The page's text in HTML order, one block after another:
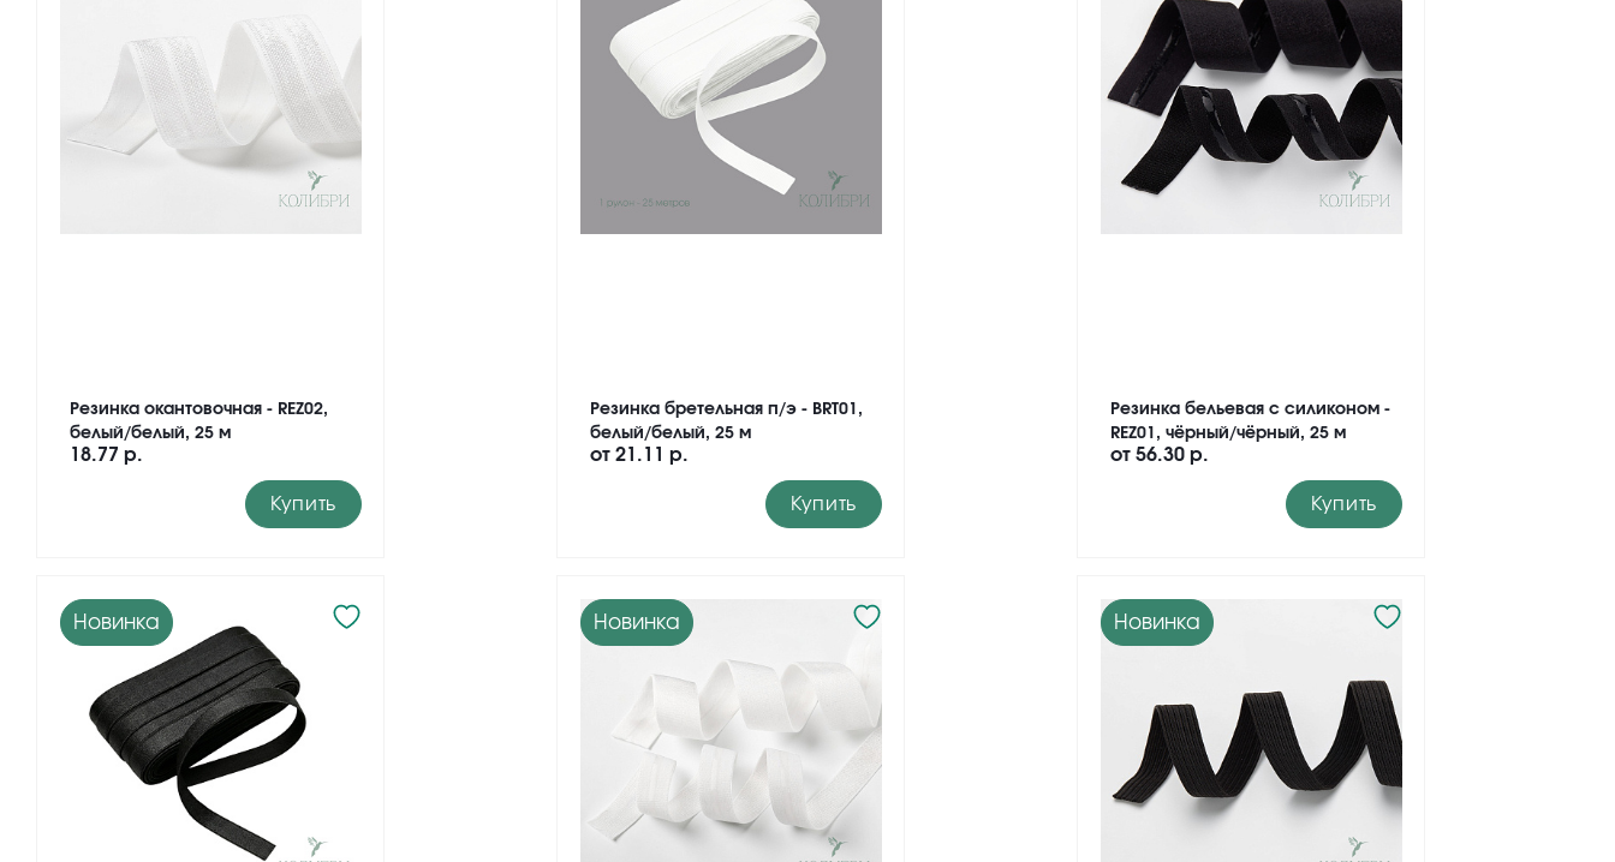
Резинка окантовочная - REZ02,
белый/белый, 25 м
18.77 р.
Купить
Резинка бретельная п/э - BRT01,
белый/белый, 25 м
от 21.11 р.
Купить
Резинка бельевая с силиконом -
REZ01, чёрный/чёрный, 25 м
от 56.30 р.
Купить
Новинка Новинка Новинка